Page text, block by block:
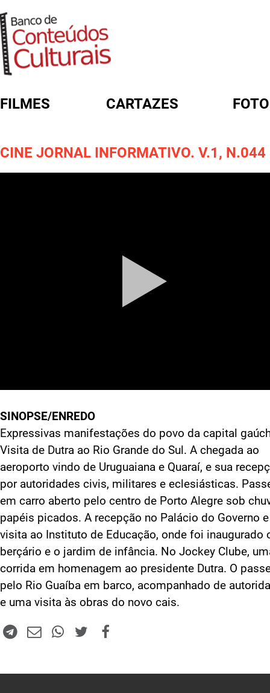
FILMES CARTAZES
CINE JORNAL INFORMATIVO. V.1, N.044
SINOPSE/ENREDO
Expressivas manifestações do povo da capital
Visita de Dutra ao Rio Grande do Sul. A chegada ao
aeroporto vindo de Uruguaiana e Quaraí, e sua
por autoridades civis, militares e eclesiásticas.
em carro aberto pelo centro de Porto Alegre sob
papéis picados. A recepção no Palácio do Governo
visita ao Instituto de Educação, onde foi inaugurado
berçário e o jardim de infância. No Jockey Clube,
corrida em homenagem ao presidente Dutra. O
pelo Rio Guaíba em barco, acompanhado de
e uma visita às obras do novo cais.